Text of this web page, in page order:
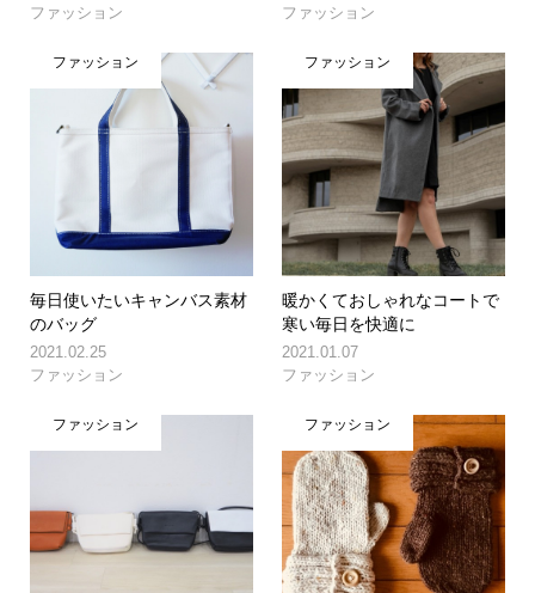
ファッション
ファッション
ファッション
毎日使いたいキャンバス素材
のバッグ
2021.02.25
ファッション
ファッション
暖かくておしゃれなコートで
寒い毎日を快適に
2021.01.07
ファッション
ファッション ファッション